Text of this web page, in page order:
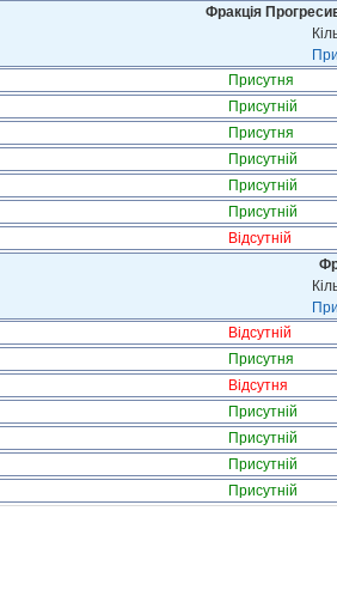
Фракція
Присутня
Присутній
Присутня
Присутній
Присутній
Присутній
Відсутній
Відсутній
Присутня
Відсутня
Присутній
Присутній
Присутній
Присутній